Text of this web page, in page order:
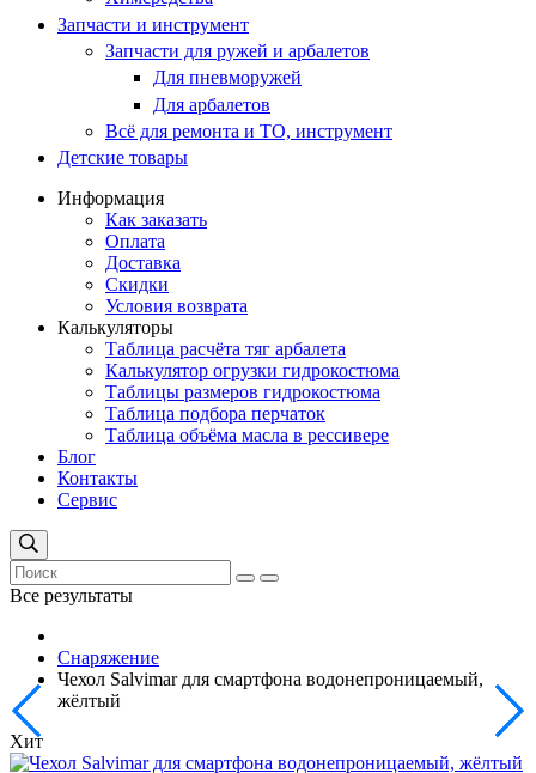
Запчасти и инструмент
Запчасти для ружей и арбалетов
Для пневморужей
Для арбалетов
Всё для ремонта и ТО, инструмент
Детские товары
Информация
Как заказать
Оплата
Доставка
Скидки
Условия возврата
Калькуляторы
Таблица расчёта тяг арбалета
Калькулятор огрузки гидрокостюма
Таблицы размеров гидрокостюма
Таблица подбора перчаток
Таблица объёма масла в рессивере
Блог
Контакты
Сервис
Все результаты
Снаряжение
Чехол Salvimar для смартфона водонепроницаемый,
жёлтый
Хит